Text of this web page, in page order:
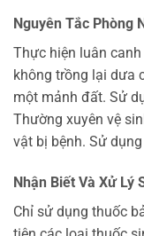
Nguyên Tắc Phòng
Thực hiện luân
không trồng lại dưa
một mảnh đất. Sử
Thường xuyên vệ
vật bị bệnh. Sử
Nhận Biết Và Xử Lý
Chỉ sử dụng thuốc